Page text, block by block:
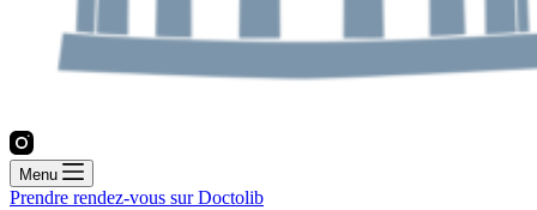
Menu
Prendre rendez-vous sur Doctolib